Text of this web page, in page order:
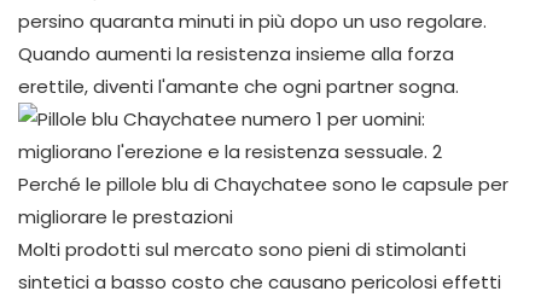
persino quaranta minuti in più dopo un uso regolare.
Quando aumenti la resistenza insieme alla forza
erettile, diventi l'amante che ogni partner sogna.
Perché le pillole blu di Chaychatee sono le capsule per
migliorare le prestazioni
Molti prodotti sul mercato sono pieni di stimolanti
sintetici a basso costo che causano pericolosi effetti